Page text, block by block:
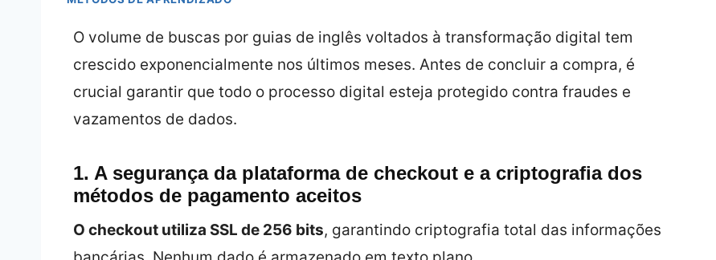
O volume de buscas por guias de inglês voltados à transformação digital tem
crescido exponencialmente nos últimos meses. Antes de concluir a compra, é
crucial garantir que todo o processo digital esteja protegido contra fraudes e
vazamentos de dados.
1. A segurança da plataforma de checkout e a criptografia dos
métodos de pagamento aceitos
O checkout utiliza SSL de 256 bits, garantindo criptografia total das informações